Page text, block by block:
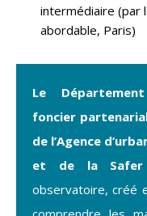
intermédiaire (par
abordable, Paris)
Le
foncier partenarial
de l’Agence
et de la Safer
observatoire, créé